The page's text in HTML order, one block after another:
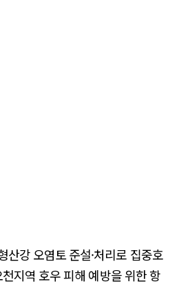
강 오염토 준설·처리로 집중호
지역 호우 피해 예방을 위한 항